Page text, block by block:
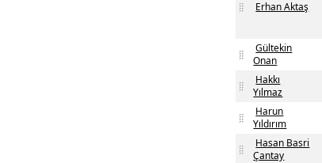
Erhan Aktaş
Gültekin
Onan
Hakkı
Yılmaz
Harun
Yıldırım
Hasan Basri
Çantay